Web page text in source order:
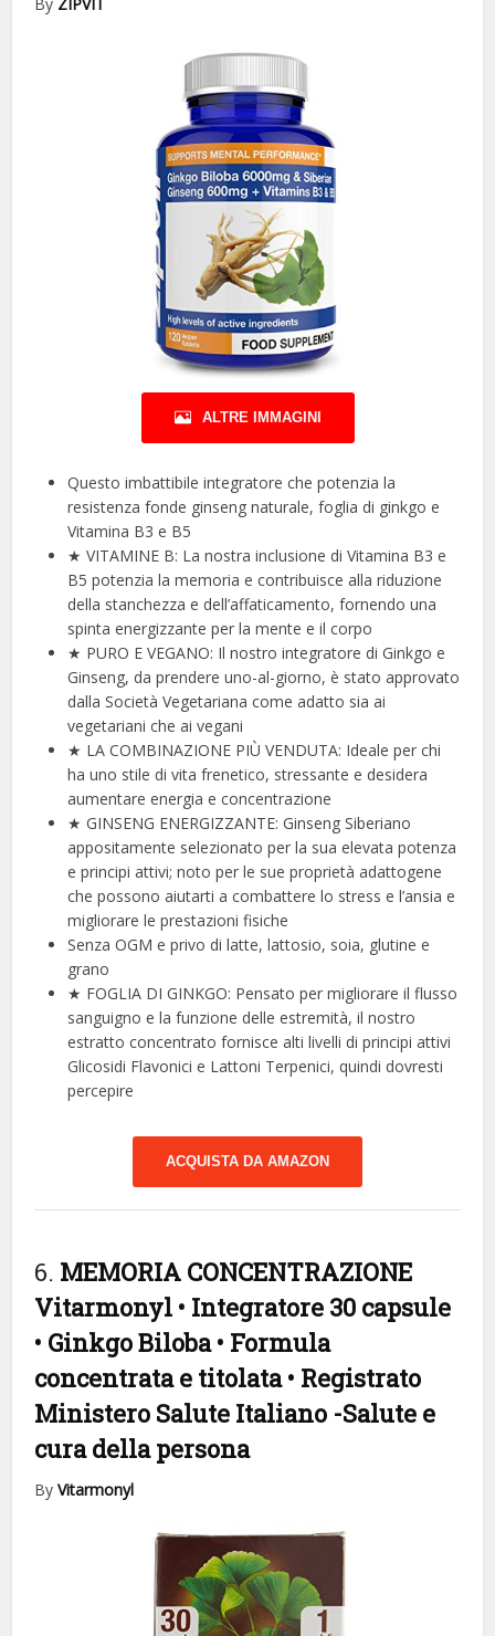
ALTRE IMMAGINI
Questo imbattibile integratore che potenzia la
resistenza fonde ginseng naturale, foglia di ginkgo e
Vitamina B3 e B5
★ VITAMINE B: La nostra inclusione di Vitamina B3 e
B5 potenzia la memoria e contribuisce alla riduzione
della stanchezza e dell’affaticamento, fornendo una
spinta energizzante per la mente e il corpo
★ PURO E VEGANO: Il nostro integratore di Ginkgo e
Ginseng, da prendere uno-al-giorno, è stato approvato
dalla Società Vegetariana come adatto sia ai
vegetariani che ai vegani
★ LA COMBINAZIONE PIÙ VENDUTA: Ideale per chi
ha uno stile di vita frenetico, stressante e desidera
aumentare energia e concentrazione
★ GINSENG ENERGIZZANTE: Ginseng Siberiano
appositamente selezionato per la sua elevata potenza
e principi attivi; noto per le sue proprietà adattogene
che possono aiutarti a combattere lo stress e l’ansia e
migliorare le prestazioni fisiche
Senza OGM e privo di latte, lattosio, soia, glutine e
grano
★ FOGLIA DI GINKGO: Pensato per migliorare il flusso
sanguigno e la funzione delle estremità, il nostro
estratto concentrato fornisce alti livelli di principi attivi
Glicosidi Flavonici e Lattoni Terpenici, quindi dovresti
percepire
ACQUISTA DA AMAZON
6. MEMORIA CONCENTRAZIONE
Vitarmonyl • Integratore 30 capsule
• Ginkgo Biloba • Formula
concentrata e titolata • Registrato
Ministero Salute Italiano -Salute e
cura della persona
ByVitarmonyl